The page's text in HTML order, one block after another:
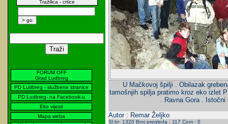
Tražilica - crtice
FORUM OFF
Grad Ludbreg
PD Ludbreg - službene stranice
PD Ludbreg- na Facebook-u
Eko vijesti
Mapa weba
U Mačkovoj špilji . Obilazak
tamošnjih spilja pratimo kroz eko izlet
. Ravna Gora . Istočni
Autor : Remar Željko
Sl.br: 1320 Broj pregleda : 117 Com : 0